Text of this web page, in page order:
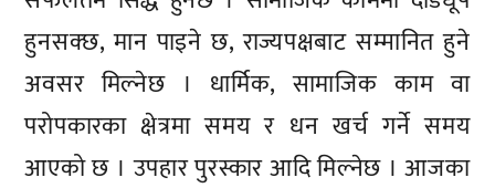
हुनसक्छ, मान पाइने छ, राज्यपक्षबाट सम्मानित हुने
अवसर मिल्नेछ । धार्मिक, सामाजिक काम वा
परोपकारका क्षेत्रमा समय र धन खर्च गर्ने समय
आएको छ । उपहार पुरस्कार आदि मिल्नेछ । आजका